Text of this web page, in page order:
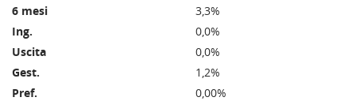
3,3%
0,0%
0,0%
1,2%
0,00%